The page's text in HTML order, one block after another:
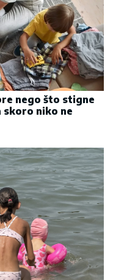
nego što stigne
niko ne